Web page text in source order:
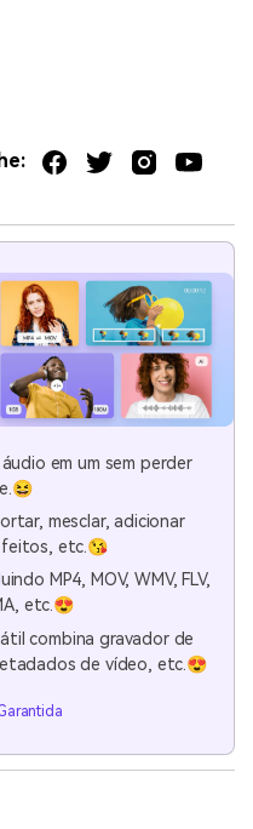
em um sem perder
mesclar, adicionar
etc.😘
MP4, MOV, WMV, FLV,
etc.😍
combina gravador de
de vídeo, etc.😍